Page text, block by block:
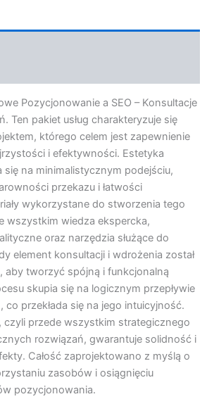
Pozycjonowanie a SEO – Konsultacje
Ten pakiet usług charakteryzuje się
którego celem jest zapewnienie
i efektywności. Estetyka
się na minimalistycznym podejściu,
przekazu i łatwości
wykorzystane do stworzenia tego
wszystkim wiedza ekspercka,
oraz narzędzia służące do
element konsultacji i wdrożenia został
aby tworzyć spójną i funkcjonalną
skupia się na logicznym przepływie
co przekłada się na jego intuicyjność.
czyli przede wszystkim strategicznego
rozwiązań, gwarantuje solidność i
Całość zaprojektowano z myślą o
zasobów i osiągnięciu
pozycjonowania.